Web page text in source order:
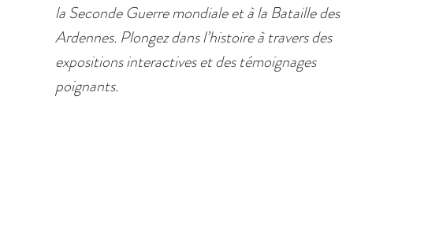
la Seconde Guerre mondiale et à la Bataille des
Ardennes. Plongez dans l’histoire à travers des
expositions interactives et des témoignages
poignants.